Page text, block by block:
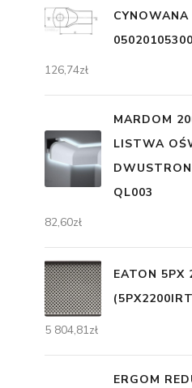
126,74zł
MARDOM
LISTWA
QL003
82,60zł
EATON 5PX
5 804,81zł
ERGOM